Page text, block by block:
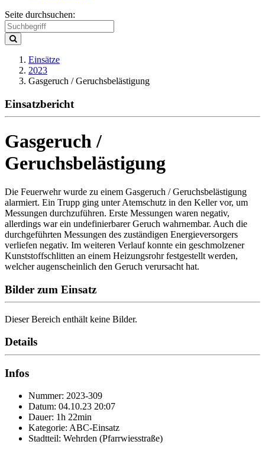
Seite durchsuchen:
Einsätze
2023
Gasgeruch / Geruchsbelästigung
Einsatzbericht
Gasgeruch /
Geruchsbelästigung
Die Feuerwehr wurde zu einem Gasgeruch / Geruchsbelästigung
alarmiert. Ein Trupp ging unter Atemschutz in den Keller vor, um
Messungen durchzuführen. Erste Messungen waren negativ,
allerdings war ein undefinierbarer Geruch wahrnembar. Auch die
durchgeführten Messungen des zuständigen Energieversorgers
verliefen negativ. Im weiteren Verlauf konnte ein geschmolzener
Kunststoffschlitten an einem Heizungsrohr festgestellt werden,
welcher augenscheinlich den Geruch verursacht hat.
Bilder zum Einsatz
Dieser Bereich enthält keine Bilder.
Details
Infos
Nummer: 2023-309
Datum: 04.10.23 20:07
Dauer: 1h 22min
Kategorie: ABC-Einsatz
Stadtteil: Wehrden (Pfarrwiesstraße)